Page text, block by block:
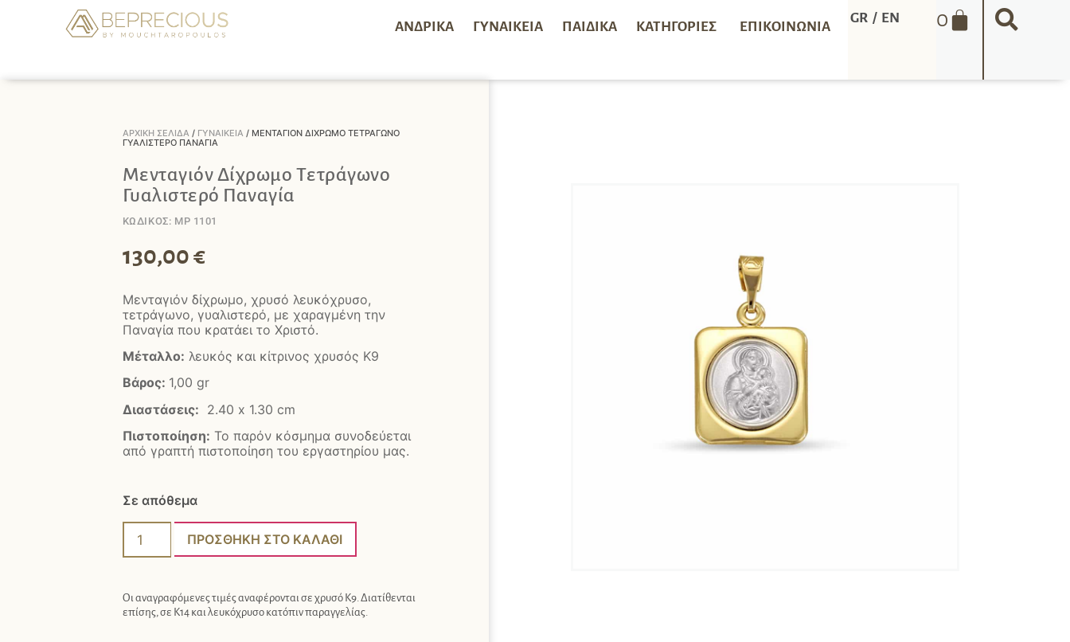
ΑΝΔΡΙΚΆ ΓΥΝΑΙΚΕΊΑ ΠΑΙΔΙΚΆ ΚΑΤΗΓΟΡΊΕΣ ΕΠΙΚΟΙΝΩΝΊΑ
GR / EN 0
ΑΡΧΙΚΉ ΣΕΛΊΔΑ / ΓΥΝΑΙΚΕΊΑ / ΜΕΝΤΑΓΙΌΝ ΔΊΧΡΩΜΟ ΤΕΤΡΆΓΩΝΟ
ΓΥΑΛΙΣΤΕΡΌ ΠΑΝΑΓΊΑ
Μενταγιόν Δίχρωμο Τετράγωνο
Γυαλιστερό Παναγία
ΚΩΔΙΚΟΣ: MP 1101
130,00€
Μενταγιόν δίχρωμο, χρυσό λευκόχρυσο,
τετράγωνο, γυαλιστερό, με χαραγμένη την
Παναγία που κρατάει το Χριστό.
Μέταλλο: λευκός και κίτρινος χρυσός Κ9
Βάρος: 1,00 gr
Διαστάσεις: 2.40 x 1.30 cm
Πιστοποίηση: Το παρόν κόσμημα συνοδεύεται
από γραπτή πιστοποίηση του εργαστηρίου μας.
Σε απόθεμα
ΠΡΟΣΘΉΚΗ ΣΤΟ ΚΑΛΆΘΙ
Οι αναγραφόμενες τιμές αναφέρονται σε χρυσό Κ9. Διατίθενται
επίσης, σε Κ14 και λευκόχρυσο κατόπιν παραγγελίας.